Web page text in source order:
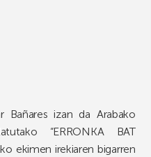
Bañares izan da Arabako
“ERRONKA BAT
ekimen irekiaren bigarren